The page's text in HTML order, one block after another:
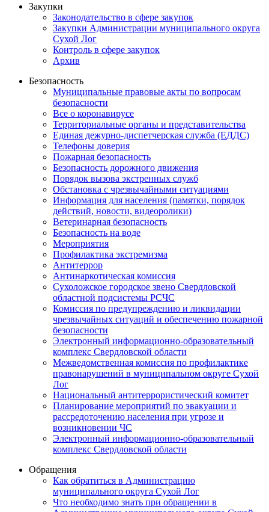
Закупки
Законодательство в сфере закупок
Закупки Администрации муниципального округа
Сухой Лог
Контроль в сфере закупок
Архив
Безопасность
Муниципальные правовые акты по вопросам
безопасности
Все о коронавирусе
Территориальные органы и представительства
Единая дежурно-диспетчерская служба (ЕДДС)
Телефоны доверия
Пожарная безопасность
Безопасность дорожного движения
Порядок вызова экстренных служб
Обстановка с чрезвычайными ситуациями
Информация для населения (памятки, порядок
действий, новости, видеоролики)
Ветеринарная безопасность
Безопасность на воде
Мероприятия
Профилактика экстремизма
Антитеррор
Антинаркотическая комиссия
Сухоложское городское звено Свердловской
областной подсистемы РСЧС
Комиссия по предупреждению и ликвидации
чрезвычайных ситуаций и обеспечению пожарной
безопасности
Электронный информационно-образовательный
комплекс Cвердловской области
Межведомственная комиссия по профилактике
правонарушений в муниципальном округе Сухой
Лог
Национальный антитеррористический комитет
Планирование мероприятий по эвакуации и
рассредоточению населения при угрозе и
возникновении ЧС
Электронный информационно-образовательный
комплекс Свердловской области
Обращения
Как обратиться в Администрацию
муниципального округа Сухой Лог
Что необходимо знать при обращении в